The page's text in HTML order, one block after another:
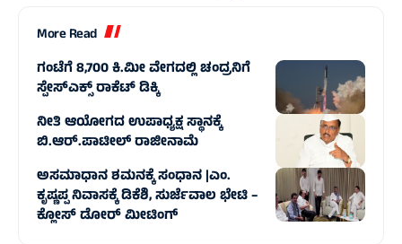
More Read
ಗಂಟೆಗೆ 8,700 ಕಿ.ಮೀ ವೇಗದಲ್ಲಿ ಚಂದ್ರನಿಗೆ
ಸ್ಪೇಸ್‌ಎಕ್ಸ್ ರಾಕೆಟ್ ಡಿಕ್ಕಿ
ನೀತಿ ಆಯೋಗದ ಉಪಾಧ್ಯಕ್ಷ ಸ್ಥಾನಕ್ಕೆ
ಬಿ.ಆರ್.ಪಾಟೀಲ್ ರಾಜೀನಾಮೆ
ಅಸಮಾಧಾನ ಶಮನಕ್ಕೆ ಸಂಧಾನ |ಎಂ.
ಕೃಷ್ಣಪ್ಪ ನಿವಾಸಕ್ಕೆ ಡಿಕೆಶಿ, ಸುರ್ಜೆವಾಲ ಭೇಟಿ –
ಕ್ಲೋಸ್ ಡೋರ್ ಮೀಟಿಂಗ್